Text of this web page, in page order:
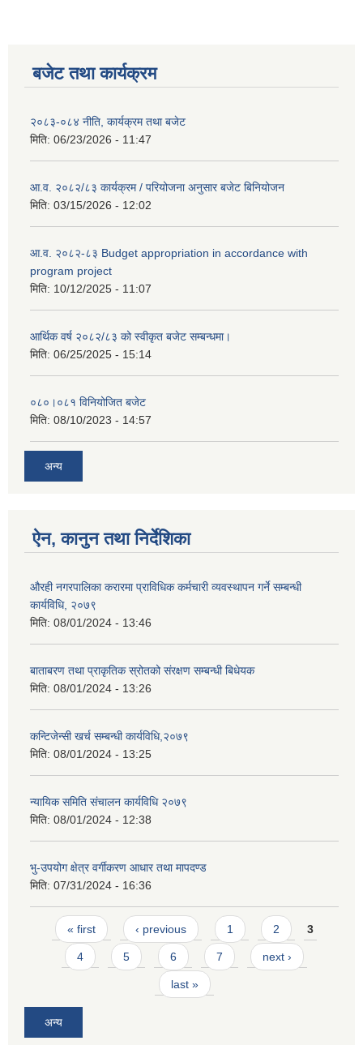
बजेट तथा कार्यक्रम
२०८३-०८४ नीति, कार्यक्रम तथा बजेट
मिति: 06/23/2026 - 11:47
आ.व. २०८२/८३ कार्यक्रम / परियोजना अनुसार बजेट बिनियोजन
मिति: 03/15/2026 - 12:02
आ.व. २०८२-८३ Budget appropriation in accordance with
program project
मिति: 10/12/2025 - 11:07
आर्थिक वर्ष २०८२/८३ को स्वीकृत बजेट सम्बन्धमा।
मिति: 06/25/2025 - 15:14
०८०।०८१ विनियोजित बजेट
मिति: 08/10/2023 - 14:57
अन्य
ऐन, कानुन तथा निर्देशिका
औरही नगरपालिका करारमा प्राविधिक कर्मचारी व्यवस्थापन गर्ने सम्बन्धी
कार्यविधि, २०७९
मिति: 08/01/2024 - 13:46
बाताबरण तथा प्राकृतिक स्रोतको संरक्षण सम्बन्धी बिधेयक
मिति: 08/01/2024 - 13:26
कन्टिजेन्सी खर्च सम्बन्धी कार्यविधि,२०७९
मिति: 08/01/2024 - 13:25
न्यायिक समिति संचालन कार्यविधि २०७९
मिति: 08/01/2024 - 12:38
भु-उपयोग क्षेत्र वर्गीकरण आधार तथा मापदण्ड
मिति: 07/31/2024 - 16:36
Pages
« first ‹ previous 1 2 3
4 5 6 7 next ›
last »
अन्य